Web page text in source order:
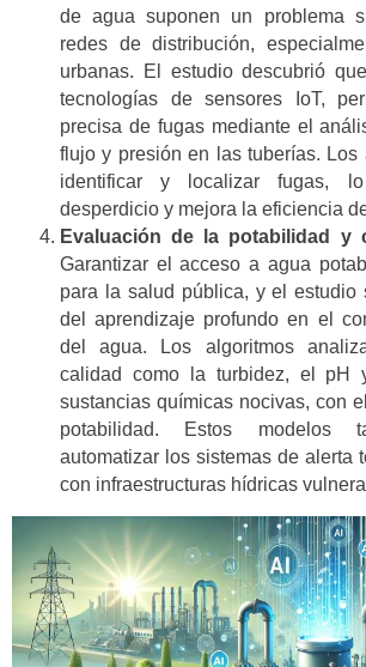
de agua suponen un problema
redes de distribución,
urbanas. El estudio descubrió
tecnologías de sensores IoT,
precisa de fugas mediante el
flujo y presión en las tuberías. Los
identificar y localizar fugas,
desperdicio y mejora la eficiencia
Evaluación de la potabilidad y
Garantizar el acceso a agua
para la salud pública, y el estudio
del aprendizaje profundo en el
del agua. Los algoritmos
calidad como la turbidez, el pH
sustancias químicas nocivas, con
potabilidad. Estos modelos
automatizar los sistemas de alerta
con infraestructuras hídricas